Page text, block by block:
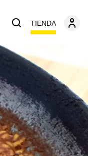
TIENDA